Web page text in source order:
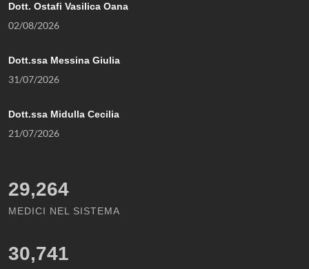
Dott. Ostafi Vasilica Oana
02/08/2026
Dott.ssa Messina Giulia
31/07/2026
Dott.ssa Midulla Cecilia
21/07/2026
29,264
MEDICI NEL SISTEMA
30,741